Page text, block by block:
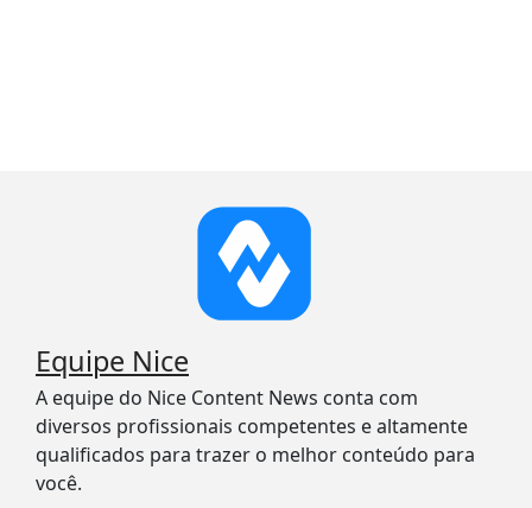
Equipe Nice
A equipe do Nice Content News conta com
diversos profissionais competentes e altamente
qualificados para trazer o melhor conteúdo para
você.